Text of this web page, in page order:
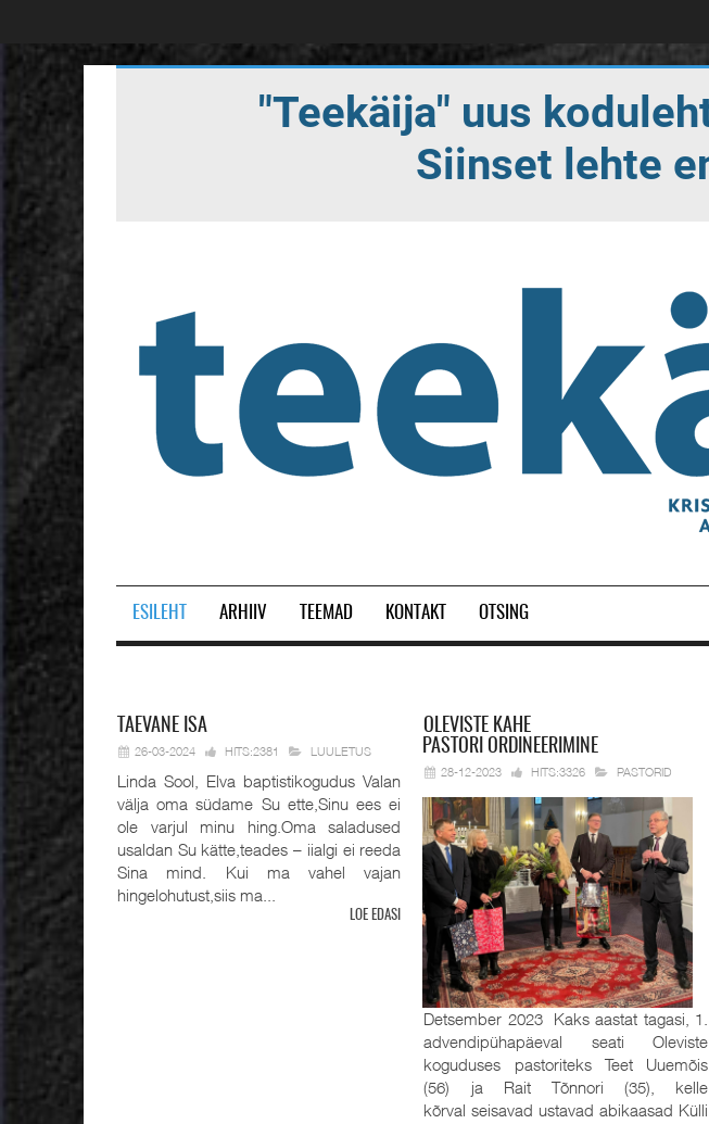
ESILEHT ARHIIV TEEMAD KONTAKT OTSING
TAEVANE ISA
26-03-2024 HITS:2381 LUULETUS
Linda Sool, Elva baptistikogudus Valan
välja oma südame Su ette,Sinu ees ei
ole varjul minu hing.Oma saladused
usaldan Su kätte,teades – iialgi ei reeda
Sina mind. Kui ma vahel vajan
hingelohutust,siis ma...
LOE EDASI
OLEVISTE KAHE
PASTORI ORDINEERIMINE
28-12-2023 HITS:3326 PASTORID
Detsember 2023 Kaks aastat tagasi, 1.
advendipühapäeval seati Oleviste
koguduses pastoriteks Teet Uuemõis
(56) ja Rait Tõnnori (35), kelle
kõrval seisavad ustavad abikaasad Külli